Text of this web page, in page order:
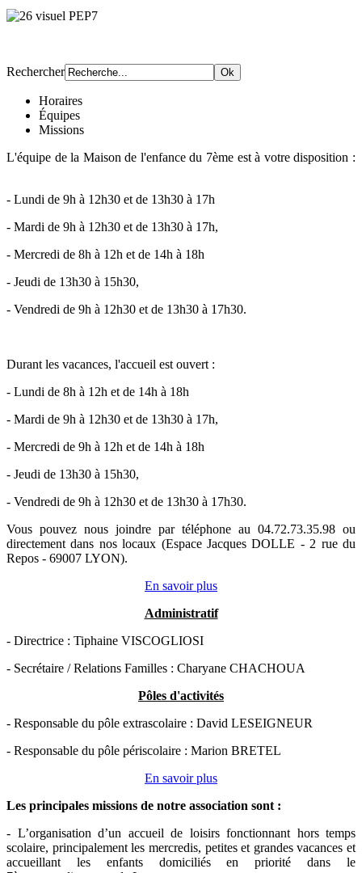
Rechercher
Horaires
Équipes
Missions
L'équipe de la Maison de l'enfance du 7ème est à votre disposition :
- Lundi de 9h à 12h30 et de 13h30 à 17h
- Mardi de 9h à 12h30 et de 13h30 à 17h,
- Mercredi de 8h à 12h et de 14h à 18h
- Jeudi de 13h30 à 15h30,
- Vendredi de 9h à 12h30 et de 13h30 à 17h30.
Durant les vacances, l'accueil est ouvert :
- Lundi de 8h à 12h et de 14h à 18h
- Mardi de 9h à 12h30 et de 13h30 à 17h,
- Mercredi de 9h à 12h et de 14h à 18h
- Jeudi de 13h30 à 15h30,
- Vendredi de 9h à 12h30 et de 13h30 à 17h30.
Vous pouvez nous joindre par téléphone au 04.72.73.35.98 ou
directement dans nos locaux (Espace Jacques DOLLE - 2 rue du
Repos - 69007 LYON).
En savoir plus
Administratif
- Directrice : Tiphaine VISCOGLIOSI
- Secrétaire / Relations Familles : Charyane CHACHOUA
Pôles d'activités
- Responsable du pôle extrascolaire : David LESEIGNEUR
- Responsable du pôle périscolaire : Marion BRETEL
En savoir plus
Les principales missions de notre association sont:
- L’organisation d’un accueil de loisirs fonctionnant hors temps
scolaire, principalement les mercredis, petites et grandes vacances et
accueillant les enfants domiciliés en priorité dans le